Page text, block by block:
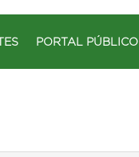
PORTAL PÚBLICO